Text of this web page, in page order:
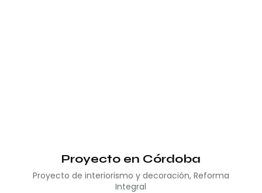
Proyecto en Córdoba
Proyecto de interiorismo y decoración, Reforma
Integral